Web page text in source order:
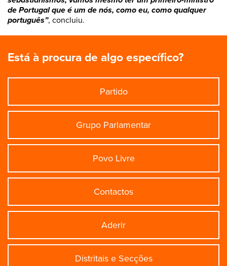
de Portugal que é um de nós, como eu, como qualquer
português”, concluiu.
Está à procura de algo específico?
Partido
Grupo Parlamentar
Povo Livre
Contactos
Aderir
Distritais e Secções